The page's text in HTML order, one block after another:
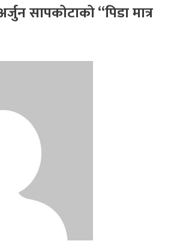
सापकोटाको “पिडा मात्र